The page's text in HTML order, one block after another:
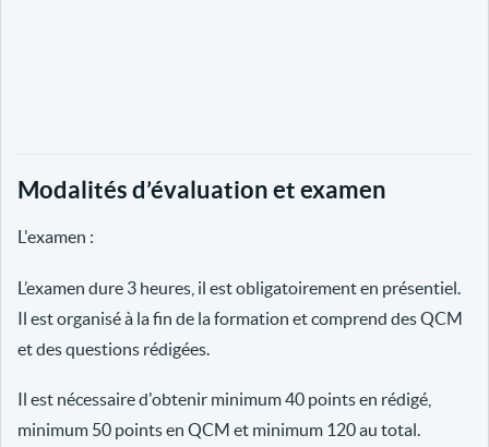
Modalités d’évaluation et examen
L'examen :
L’examen dure 3 heures, il est obligatoirement en présentiel.
Il est organisé à la fin de la formation et comprend des QCM
et des questions rédigées.
Il est nécessaire d'obtenir minimum 40 points en rédigé,
minimum 50 points en QCM et minimum 120 au total.